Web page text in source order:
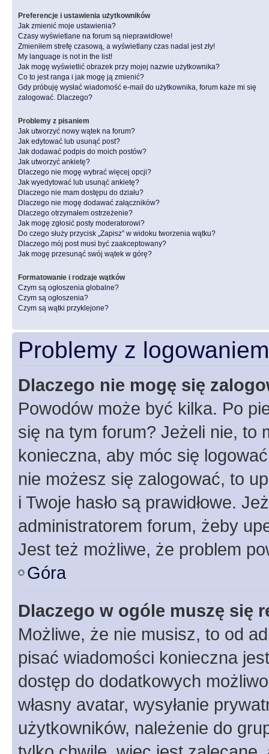
Preferencje i ustawienia użytkowników
Jak zmienić moje ustawienia?
Czasy wyświetlane na forum są nieprawidłowe!
Zmieniłem strefę czasową, a wyświetlany czas nadal jest zły!
My language is not in the list!
Jak mogę wyświetlić obrazek przy mojej nazwie użytkownika?
Co to jest ranga i jak mogę ją zmienić?
Gdy próbuję wysłać wiadomość e-mail do użytkownika, forum każe mi się
zalogować. Dlaczego?
Problemy z pisaniem
Jak utworzyć nowy wątek na forum?
Jak edytować lub usunąć post?
Jak dodawać podpis do moich postów?
Jak utworzyć ankietę?
Dlaczego nie mogę wybrać więcej opcji?
Jak wyedytować lub usunąć ankietę?
Dlaczego nie mam dostępu do działu?
Dlaczego nie mogę dodawać załączników?
Dlaczego otrzymałem ostrzeżenie?
Jak mogę zgłosić posty moderatorowi?
Do czego służy przycisk „Zapisz” w widoku tworzenia wątku?
Dlaczego mój post musi być zaakceptowany?
Jak mogę przesunąć swój wątek w górę?
Formatowanie i rodzaje wątków
Czym są ogłoszenia globalne?
Czym są ogłoszenia?
Czym są wątki przyklejone?
Problemy z
Dlaczego nie mogę się
Powodów może być kilka. Po
się na tym forum? Jeżeli nie, to
konieczna, aby móc się
nie możesz się zalogować, to
i Twoje hasło są prawidłowe.
administratorem forum, żeby
Jest też możliwe, że problem
Góra
Dlaczego w ogóle muszę się
Możliwe, że nie musisz, to od
pisać wiadomości konieczna
dostęp do dodatkowych
własny avatar, wysyłanie
użytkowników, należenie do